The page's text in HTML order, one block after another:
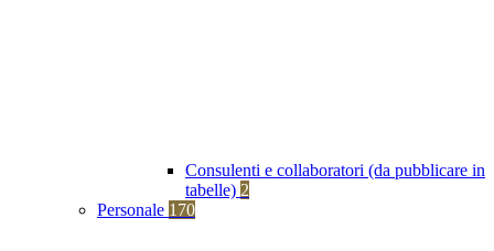
Consulenti e collaboratori (da pubblicare in
tabelle) 2
Personale 170